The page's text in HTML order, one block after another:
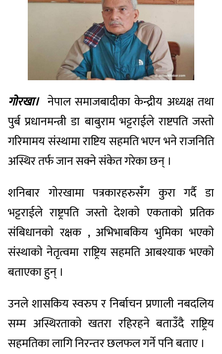
गाेरखा। नेपाल समाजबादीका केन्द्रीय अध्यक्ष तथा
पुर्ब प्रधानमन्त्री डा बाबुराम भट्टराईले राष्टपति जस्ताे
गरिमामय संस्थामा राष्टिय सहमति भएन भने राजनिति
अस्थिर तर्फ जान सक्ने संकेत गरेका छन् ।
शनिबार गाेरखामा पत्रकारहरुसंँग कुरा गर्दै डा
भट्टराईले राष्ट्रपति जस्ताे देशकाे एकताकाे प्रतिक
संबिधानकाे रक्षक , अभिभाबकिय भुमिका भएकाे
संस्थाकाे नेतृत्वमा राष्ट्रिय सहमति आबश्याक भएकाे
बताएका हुन् ।
उनले शासकिय स्वरुप र निर्बाचन प्रणाली नबदलिय
सम्म अस्थिरताकाे खतरा रहिरहने बताउँदै राष्ट्रिय
सहमतिका लागि निरन्तर छलफल गर्ने पनि बताए ।